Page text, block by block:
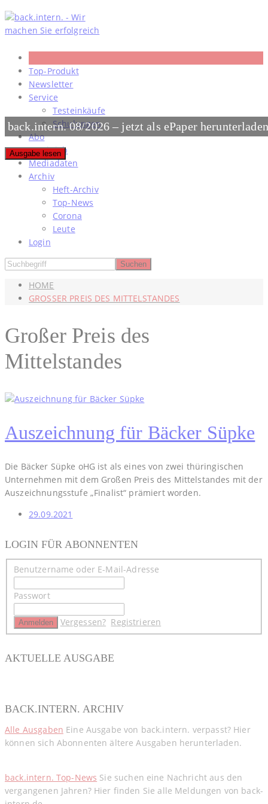
Skip
to
content
Top-Produkt
Newsletter
Service
Testeinkäufe
Schulungen
Abo
#meinjob
Mediadaten
Archiv
Heft-Archiv
Top-News
Corona
Leute
Login
HOME
GROSSER PREIS DES MITTELSTANDES
Großer Preis des
Mittelstandes
Auszeichnung für Bäcker Süpke
Die Bäcker Süpke oHG ist als eines von zwei thüringischen
Unternehmen mit dem Großen Preis des Mittelstandes mit der
Auszeichnungsstufe „Finalist“ prämiert worden.
29.09.2021
LOGIN FÜR ABONNENTEN
Benutzername oder E-Mail-Adresse
Passwort
Vergessen? Registrieren
AKTUELLE AUSGABE
back.intern. 08/2026 – jetzt als ePaper herunterladen
Ausgabe lesen
BACK.INTERN. ARCHIV
Alle Ausgaben Eine Ausgabe von back.intern. verpasst? Hier
können sich Abonnenten ältere Ausgaben herunterladen.
back.intern. Top-News Sie suchen eine Nachricht aus den
vergangenen Jahren? Hier finden Sie alle Meldungen von back-